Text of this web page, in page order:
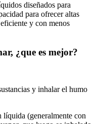
diseñados para
para ofrecer altas
y con menos
¿que es mejor?
y inhalar el humo
(generalmente con